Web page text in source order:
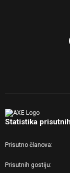
Statistika prisutnih
Prisutno članova
Prisutnih gostiju